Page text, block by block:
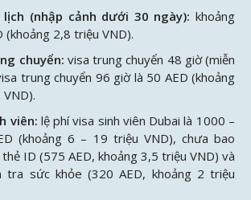
lịch (nhập cảnh dưới 30 ngày): khoảng
(khoảng 2,8 triệu VND).
chuyển: visa trung chuyển 48 giờ (miễn
trung chuyển 96 giờ là 50 AED (khoảng
viên: lệ phí visa sinh viên Dubai là 1000 –
(khoảng 6 – 19 triệu VND), chưa bao
ID (575 AED, khoảng 3,5 triệu VND) và
tra sức khỏe (320 AED, khoảng 2 triệu